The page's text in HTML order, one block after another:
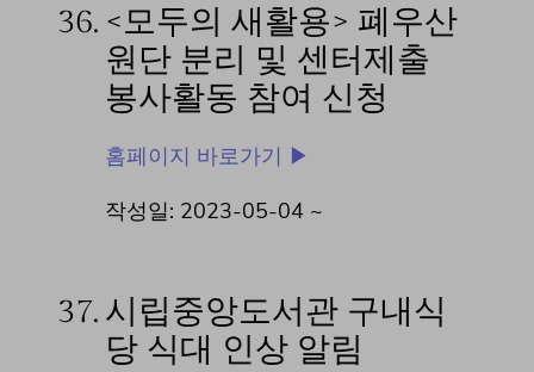
36. <모두의 새활용> 폐우산
원단 분리 및 센터제출
봉사활동 참여 신청
홈페이지 바로가기 ▶
작성일: 2023-05-04 ~
37. 시립중앙도서관 구내식
당 식대 인상 알림